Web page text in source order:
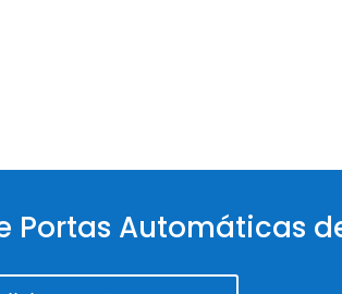
Portas Automáticas